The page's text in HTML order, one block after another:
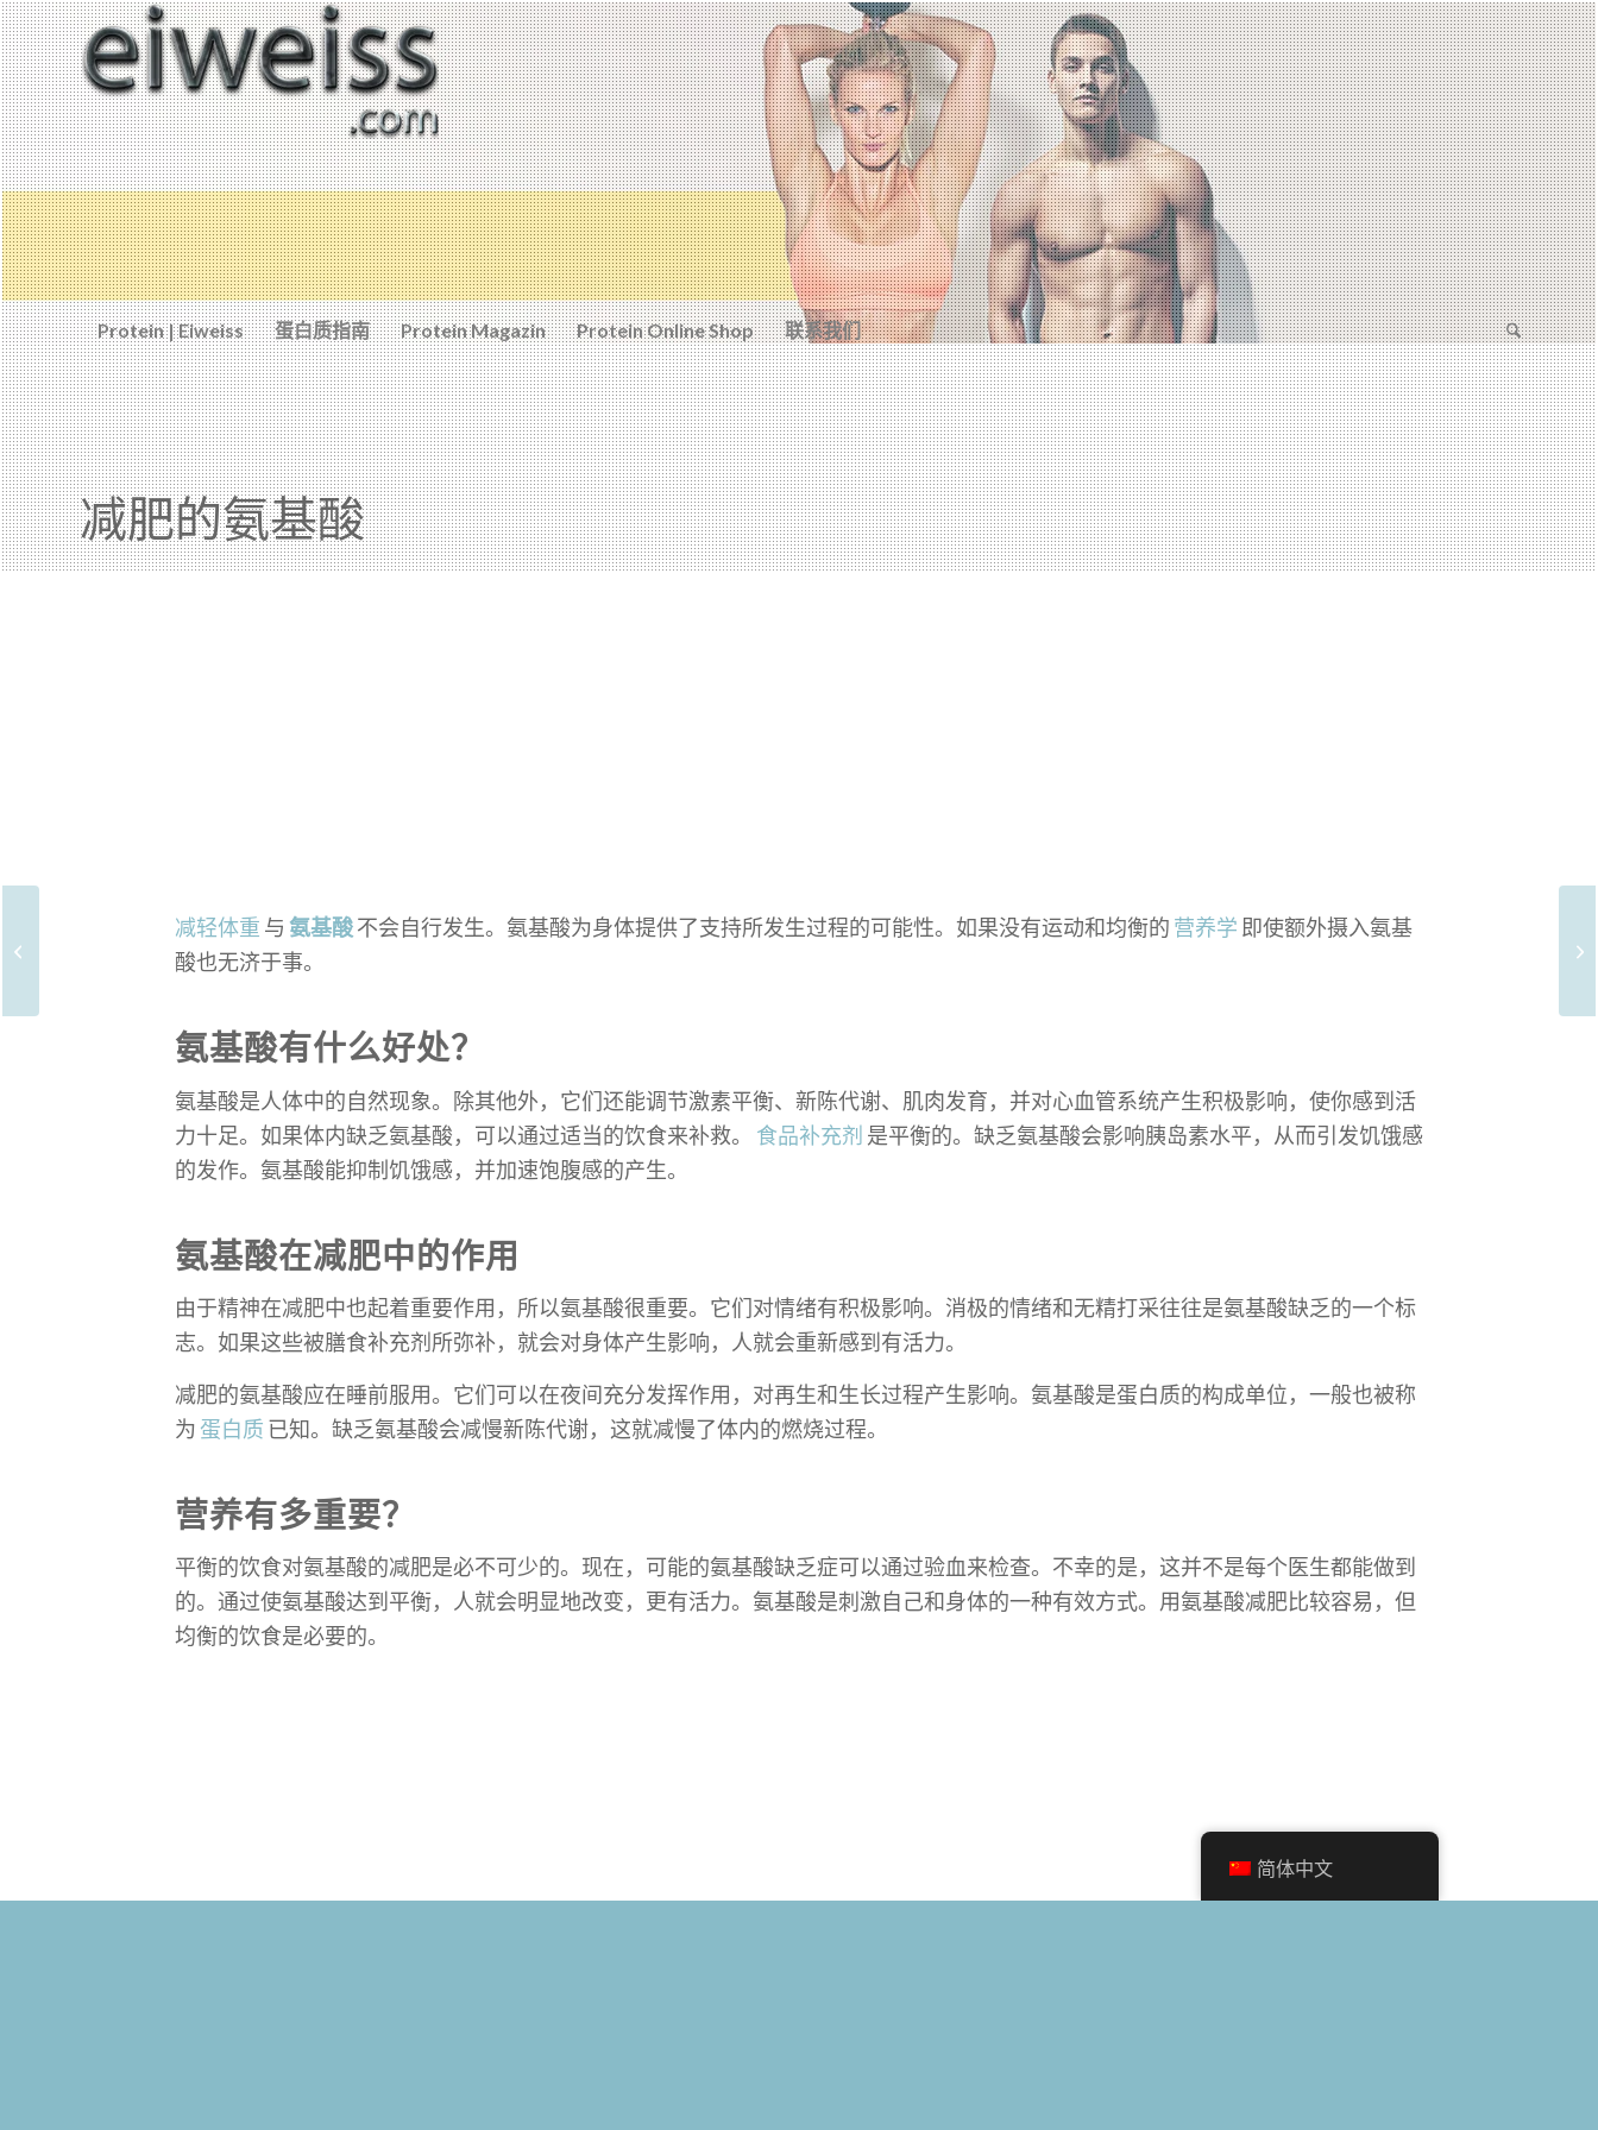
Protein | Eiweiss 蛋白质指南 Protein Magazin Protein Online Shop 联系我们
减肥的氨基酸
减轻体重 与 氨基酸不会自行发生。氨基酸为身体提供了支持所发生过程的可能性。如果没有运动和均衡的 营养学 即使额外摄入氨基
酸也无济于事。
氨基酸有什么好处？
氨基酸是人体中的自然现象。除其他外，它们还能调节激素平衡、新陈代谢、肌肉发育，并对心血管系统产生积极影响，使你感到活
力十足。如果体内缺乏氨基酸，可以通过适当的饮食来补救。 食品补充剂 是平衡的。缺乏氨基酸会影响胰岛素水平，从而引发饥饿感
的发作。氨基酸能抑制饥饿感，并加速饱腹感的产生。
氨基酸在减肥中的作用
由于精神在减肥中也起着重要作用，所以氨基酸很重要。它们对情绪有积极影响。消极的情绪和无精打采往往是氨基酸缺乏的一个标
志。如果这些被膳食补充剂所弥补，就会对身体产生影响，人就会重新感到有活力。
减肥的氨基酸应在睡前服用。它们可以在夜间充分发挥作用，对再生和生长过程产生影响。氨基酸是蛋白质的构成单位，一般也被称
为 蛋白质 已知。缺乏氨基酸会减慢新陈代谢，这就减慢了体内的燃烧过程。
营养有多重要？
平衡的饮食对氨基酸的减肥是必不可少的。现在，可能的氨基酸缺乏症可以通过验血来检查。不幸的是，这并不是每个医生都能做到
的。通过使氨基酸达到平衡，人就会明显地改变，更有活力。氨基酸是刺激自己和身体的一种有效方式。用氨基酸减肥比较容易，但
均衡的饮食是必要的。
糖尿病患者的氨基酸 用
简体中文